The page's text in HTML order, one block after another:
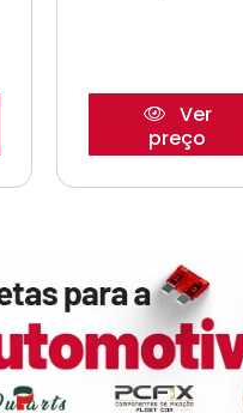
Ver
preço